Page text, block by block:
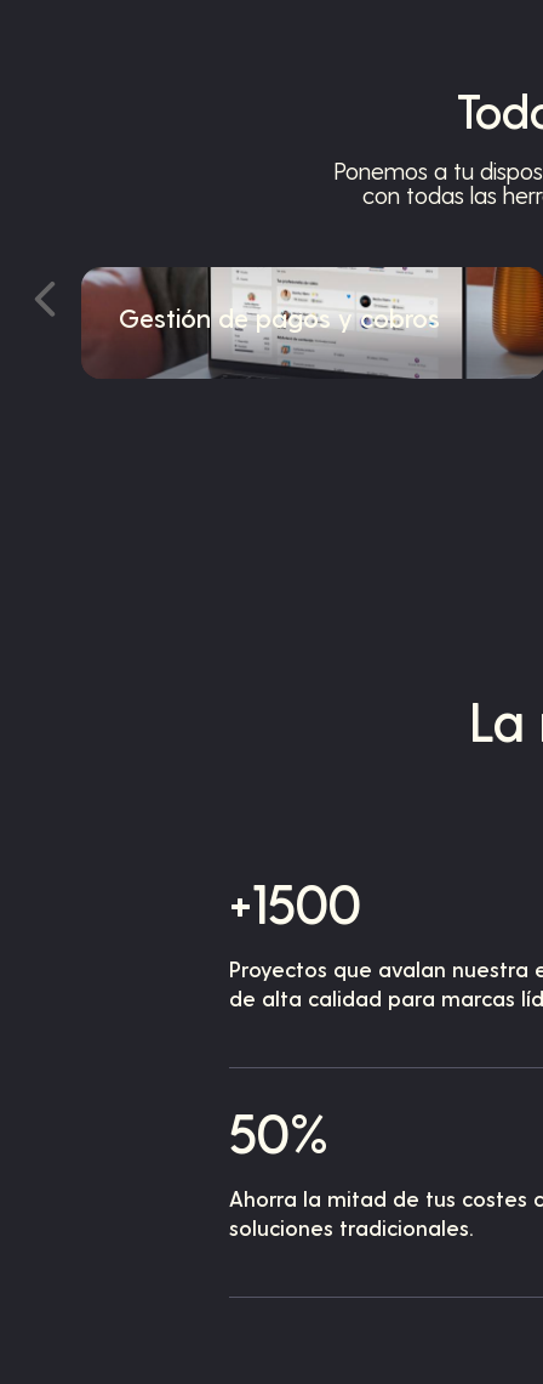
Ponemos a tu
con todas las
Gestión de pagos y cobros
+1500
Proyectos que avalan nuestra
de alta calidad para marcas
50%
Ahorra la mitad de tus costes
soluciones tradicionales.